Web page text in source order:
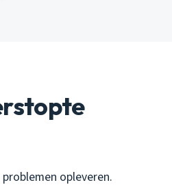
opleveren.